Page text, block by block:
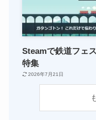
Steamで鉄道フェ
特集
2026年7月21日